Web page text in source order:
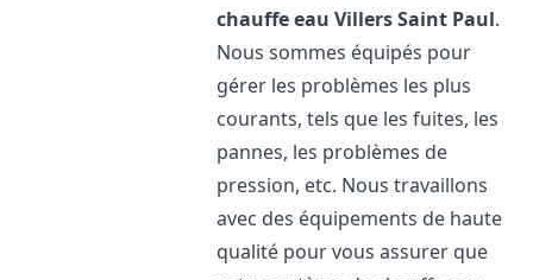
chauffe eau Villers Saint Paul.
Nous sommes équipés pour
gérer les problèmes les plus
courants, tels que les fuites, les
pannes, les problèmes de
pression, etc. Nous travaillons
avec des équipements de haute
qualité pour vous assurer que